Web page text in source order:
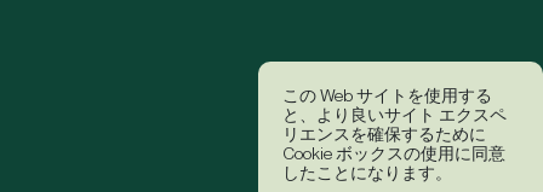
この Web サイトを使用する
と、より良いサイト エクスペ
リエンスを確保するために
Cookie ボックスの使用に同意
したことになります。